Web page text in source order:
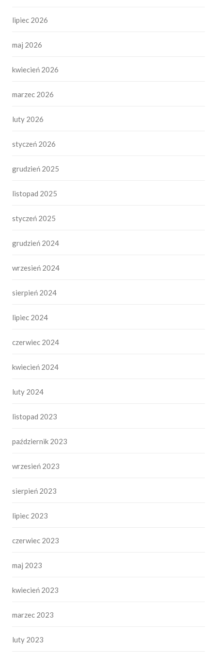
lipiec 2026
maj 2026
kwiecień 2026
marzec 2026
luty 2026
styczeń 2026
grudzień 2025
listopad 2025
styczeń 2025
grudzień 2024
wrzesień 2024
sierpień 2024
lipiec 2024
czerwiec 2024
kwiecień 2024
luty 2024
listopad 2023
październik 2023
wrzesień 2023
sierpień 2023
lipiec 2023
czerwiec 2023
maj 2023
kwiecień 2023
marzec 2023
luty 2023